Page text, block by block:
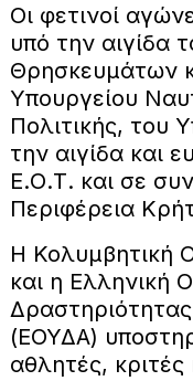
Οι φετινοί
υπό την αιγίδα
Θρησκευμάτων
Υπουργείου
Πολιτικής, του
την αιγίδα και
Ε.Ο.Τ. και σε
Περιφέρεια
Η Κολυμβητική
και η Ελληνική
Δραστηριότητας
(ΕΟΥΔΑ)
αθλητές,